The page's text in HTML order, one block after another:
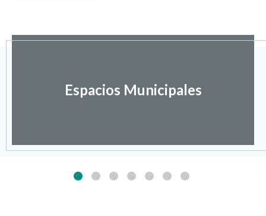
Espacios Municipales